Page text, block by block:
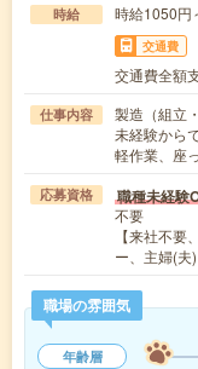
時給 時給1050
交通費
交通費全額
仕事内容
製造（組立
未経験から
軽作業、座
応募資格 職種未経験
不要
【来社不
ー、主婦(
職場の雰囲気
年齢層